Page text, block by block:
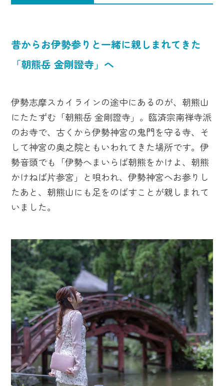
昔からお伊勢参りと一緒に親しまれてきた
「朝熊岳 金剛證寺」へ
伊勢志摩スカイラインの途中にあるのが、朝熊山
にたたずむ「朝熊岳 金剛證寺」。臨済宗南禅寺派
のお寺で、古くから伊勢神宮の鬼門を守る寺、そ
して神宮の奥之院ともいわれてきた場所です。伊
勢音頭でも「伊勢へまいらば朝熊をかけよ、朝熊
かけねば片参宮」と唄われ、伊勢神宮へお参りし
たあと、朝熊山にも足をのばすことが親しまれて
いました。